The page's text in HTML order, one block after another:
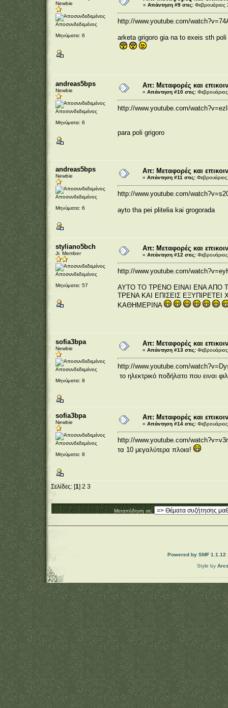
Newbie
Αποσυνδεδεμένος
Μηνύματα: 6
« Απάντηση #9 στις:Φεβρουάριος
http://www.youtube.com/
arketa grigoro gia na to exeis sth poli
andreas5bps
Newbie
Αποσυνδεδεμένος
Μηνύματα: 6
Απ: Μεταφορές και
« Απάντηση #10 στις:
http://www.youtube.com/
para poli grigoro
andreas5bps
Newbie
Αποσυνδεδεμένος
Μηνύματα: 6
Απ: Μεταφορές και
« Απάντηση #11 στις:
http://www.youtube.com/
ayto tha pei plitelia kai grogorada
styliano5bch
Jr. Member
Αποσυνδεδεμένος
Μηνύματα: 57
Απ: Μεταφορές και
« Απάντηση #12 στις:
http://www.youtube.com/
ΑΥΤΟ ΤΟ ΤΡΕΝΟ ΕΙΝΑΙ ΕΝΑ ΑΠΟ
ΤΡΕΝΑ ΚΑΙ ΕΠΙΣΕΙΣ
ΚΑΘΗΜΕΡΙΝΑ
sofia3bpa
Newbie
Αποσυνδεδεμένος
Μηνύματα: 8
Απ: Μεταφορές και
« Απάντηση #13 στις:
http://www.youtube.com/
το ηλεκτρικό ποδήλατο που ειναι
sofia3bpa
Newbie
Αποσυνδεδεμένος
Μηνύματα: 8
Απ: Μεταφορές και
« Απάντηση #14 στις:
http://www.youtube.com/
τα 10 μεγαλύτερα πλοια!
Σελίδες: [1] 2 3
Μεταπήδηση σε:
Powered by SMF 1.1.12
Style by